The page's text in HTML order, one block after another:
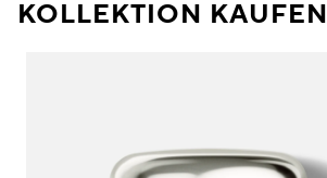
KOLLEKTION KAUFEN